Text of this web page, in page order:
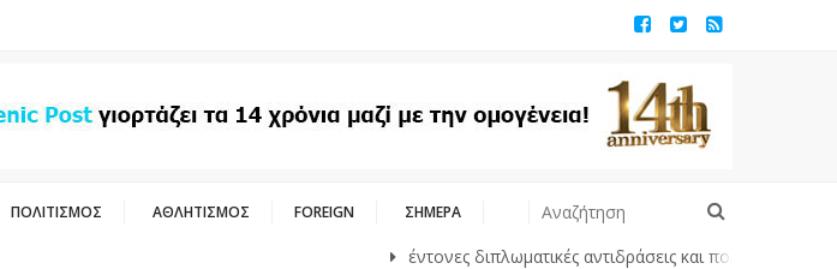
ΠΟΛΙΤΙΣΜΟΣ ΑΘΛΗΤΙΣΜΟΣ FOREIGN ΣΗΜΕΡΑ
έντονες διπλωματικές αντιδράσεις και πολιτική